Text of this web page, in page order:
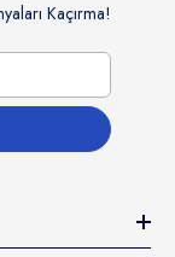
Kaçırma!